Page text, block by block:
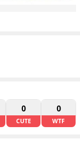
0
CUTE
0
WTF